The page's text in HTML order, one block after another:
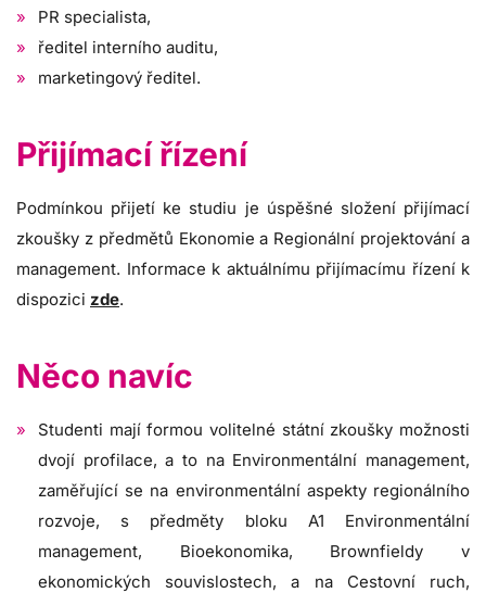
PR specialista,
ředitel interního auditu,
marketingový ředitel.
Přijímací řízení
Podmínkou přijetí ke studiu je úspěšné složení přijímací
zkoušky z předmětů Ekonomie a Regionální projektování a
management. Informace k aktuálnímu přijímacímu řízení k
dispozici zde.
Něco navíc
Studenti mají formou volitelné státní zkoušky možnosti
dvojí profilace, a to na Environmentální management,
zaměřující se na environmentální aspekty regionálního
rozvoje, s předměty bloku A1 Environmentální
management, Bioekonomika, Brownfieldy v
ekonomických souvislostech, a na Cestovní ruch,